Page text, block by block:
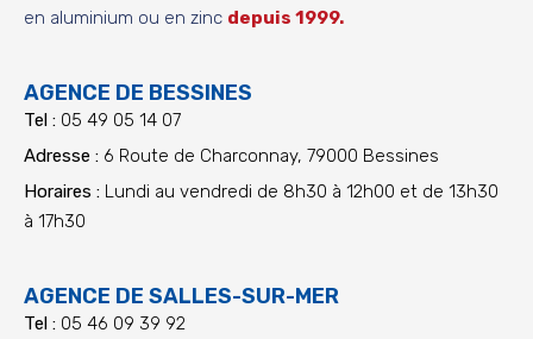
en aluminium ou en zinc depuis 1999.
AGENCE DE BESSINES
Tel : 05 49 05 14 07
Adresse : 6 Route de Charconnay, 79000 Bessines
Horaires : Lundi au vendredi de 8h30 à 12h00 et de 13h30
à 17h30
AGENCE DE SALLES-SUR-MER
Tel : 05 46 09 39 92